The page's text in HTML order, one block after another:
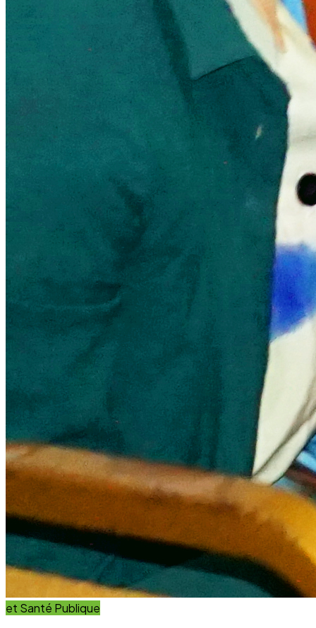
et Innovation
Éducation
Innover avec des solutions éducatives innovantes et
durables.
Découvrir nos projets En savoir plus
Impact Global
+15 Ans
D'engagement au service du développement durable.
Communauté